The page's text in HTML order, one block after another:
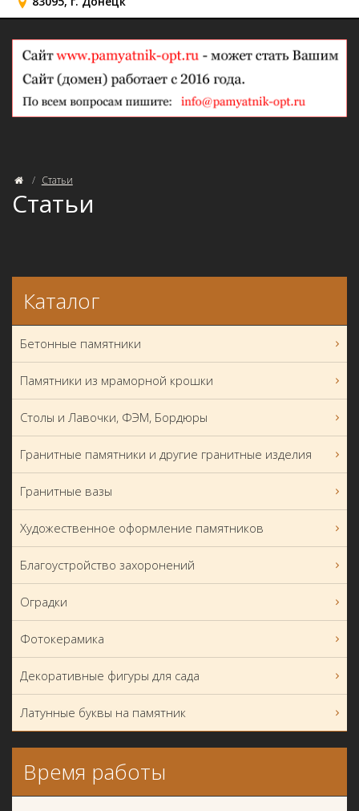
Статьи
Статьи
Каталог
Бетонные памятники
Памятники из мраморной крошки
Столы и Лавочки, ФЭМ, Бордюры
Гранитные памятники и другие гранитные изделия
Гранитные вазы
Художественное оформление памятников
Благоустройство захоронений
Оградки
Фотокерамика
Декоративные фигуры для сада
Латунные буквы на памятник
Время работы